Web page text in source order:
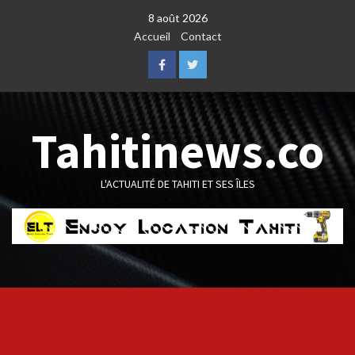
8 août 2026
Accueil
Contact
FacebookTwitter
Tahitinews.co
L'ACTUALITÉ DE TAHITI ET SES ÎLES